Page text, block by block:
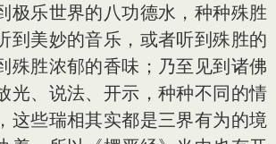
极乐世界的八功德水，种种殊胜
到美妙的音乐，或者听到殊胜的
殊胜浓郁的香味；乃至见到诸佛
光、说法、开示，种种不同的情
这些瑞相其实都是三界有为的境